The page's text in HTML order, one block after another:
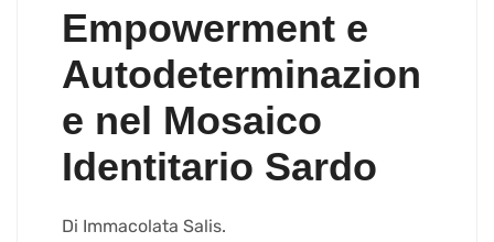
Empowerment e
Autodeterminazion
e nel Mosaico
Identitario Sardo
Di Immacolata Salis.